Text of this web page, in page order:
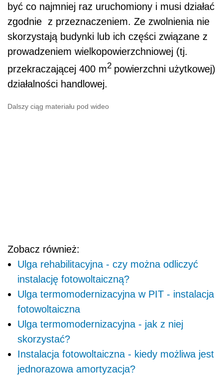
być co najmniej raz uruchomiony i musi działać
zgodnie z przeznaczeniem. Ze zwolnienia nie
skorzystają budynki lub ich części związane z
prowadzeniem wielkopowierzchniowej (tj.
przekraczającej 400 m2 powierzchni użytkowej)
działalności handlowej.
Dalszy ciąg materiału pod wideo
Zobacz również:
Ulga rehabilitacyjna - czy można odliczyć
instalację fotowoltaiczną?
Ulga termomodernizacyjna w PIT - instalacja
fotowoltaiczna
Ulga termomodernizacyjna - jak z niej
skorzystać?
Instalacja fotowoltaiczna - kiedy możliwa jest
jednorazowa amortyzacja?